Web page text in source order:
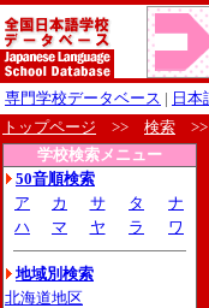
専門学校データベース | 日本
トップページ >> 検索
学校検索メニュー
50音順検索
ア
カ サ タ
ナ
ハ
マ ヤ ラ ワ
地域別検索
北海道地区